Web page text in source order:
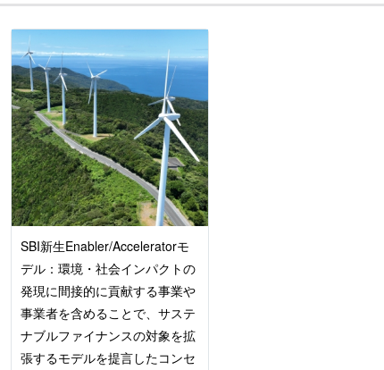
SBI新生Enabler/Acceleratorモ
デル：環境・社会インパクトの
発現に間接的に貢献する事業や
事業者を含めることで、サステ
ナブルファイナンスの対象を拡
張するモデルを提言したコンセ